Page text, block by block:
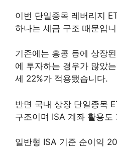
이번 단일종목 레버리지
하나는 세금 구조 때문입
기존에는 홍콩 등에 상장
에 투자하는 경우가 많았
세 22%가 적용됐습니다.
반면 국내 상장 단일종목
구조이며 ISA 계좌 활용도
일반형 ISA 기준 순이익